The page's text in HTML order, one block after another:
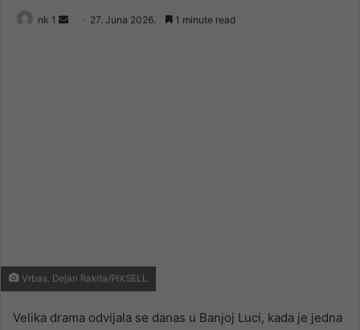
nk 1
Send 27. Juna 2026. 1 minute read
Vrbas. Dejan Rakita/PIXSELL
Velika drama odvijala se danas u Banjoj Luci, kada je jedna